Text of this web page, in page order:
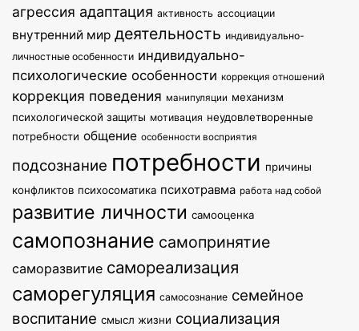
агрессия адаптация активность ассоциации
внутренний мир деятельность индивидуально-
личностные особенности индивидуально-
психологические особенности коррекция отношений
коррекция поведения манипуляции механизм
психологической защиты мотивация неудовлетворенные
потребности общение особенности восприятия
подсознание потребности причины
конфликтов психосоматика психотравма работа над собой
развитие личности самооценка
самопознание самопринятие
саморазвитие самореализация
саморегуляция самосознание семейное
воспитание смысл жизни социализация